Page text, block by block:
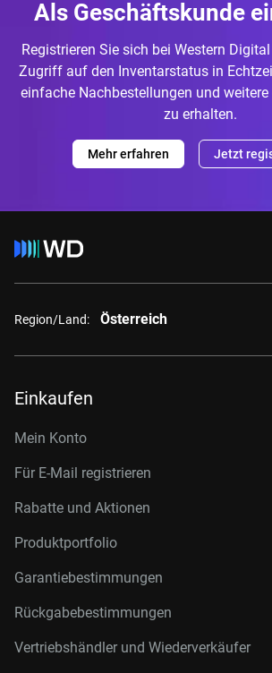
Als Geschäftskunde
Registrieren Sie sich bei Western
Zugriff auf den Inventarstatus in
einfache Nachbestellungen und
zu erhalten.
Mehr erfahren Jetzt
Region/Land: Österreich
Einkaufen
Mein Konto
Für E-Mail registrieren
Rabatte und Aktionen
Produktportfolio
Garantiebestimmungen
Rückgabebestimmungen
Vertriebshändler und Wiederverkäufer